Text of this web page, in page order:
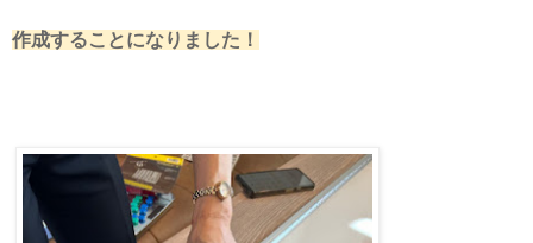
作成することになりました！